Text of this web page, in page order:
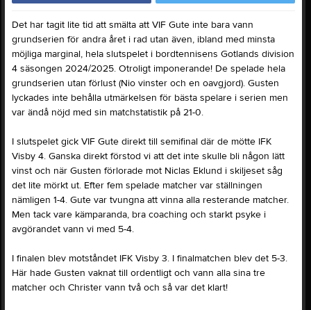
Det har tagit lite tid att smälta att VIF Gute inte bara vann
grundserien för andra året i rad utan även, ibland med minsta
möjliga marginal, hela slutspelet i bordtennisens Gotlands division
4 säsongen 2024/2025. Otroligt imponerande! De spelade hela
grundserien utan förlust (Nio vinster och en oavgjord). Gusten
lyckades inte behålla utmärkelsen för bästa spelare i serien men
var ändå nöjd med sin matchstatistik på 21-0.
I slutspelet gick VIF Gute direkt till semifinal där de mötte IFK
Visby 4. Ganska direkt förstod vi att det inte skulle bli någon lätt
vinst och när Gusten förlorade mot Niclas Eklund i skiljeset såg
det lite mörkt ut. Efter fem spelade matcher var ställningen
nämligen 1-4. Gute var tvungna att vinna alla resterande matcher.
Men tack vare kämparanda, bra coaching och starkt psyke i
avgörandet vann vi med 5-4.
I finalen blev motståndet IFK Visby 3. I finalmatchen blev det 5-3.
Här hade Gusten vaknat till ordentligt och vann alla sina tre
matcher och Christer vann två och så var det klart!